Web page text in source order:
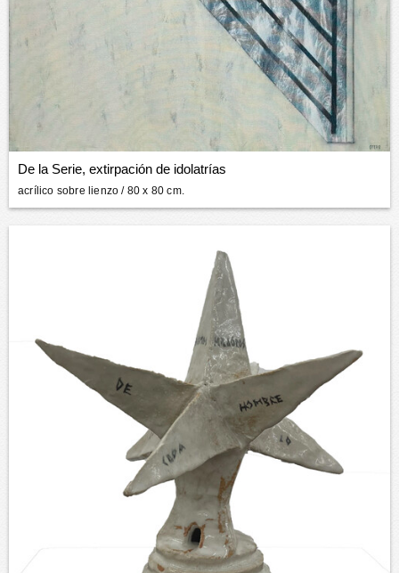
De la Serie, extirpación de idolatrías
acrílico sobre lienzo / 80 x 80 cm.